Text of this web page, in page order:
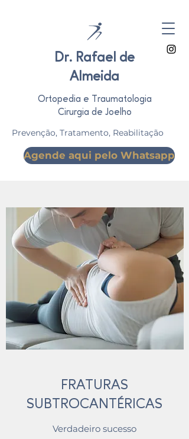
Dr. Rafael de
Almeida
Ortopedia e Traumatologia
Cirurgia de Joelho
Prevenção, Tratamento, Reabilitação
Agende aqui pelo Whatsapp
FRATURAS
SUBTROCANTÉRICAS
Verdadeiro sucesso